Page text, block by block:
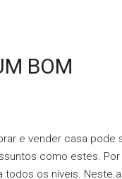
BOM
e vender casa pode
como estes.
todos os níveis. Neste